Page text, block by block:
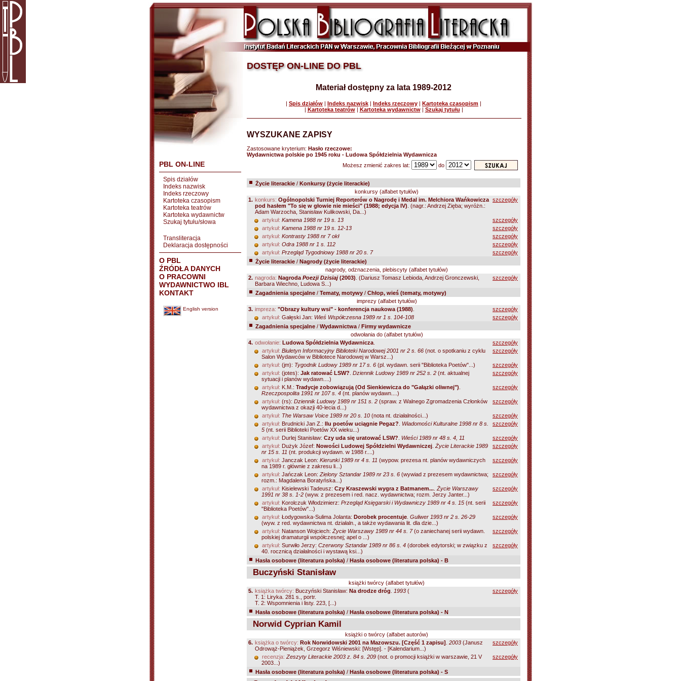
PBL ON-LINE
Spis działów
Indeks nazwisk
Indeks rzeczowy
Kartoteka czasopism
Kartoteka teatrów
Kartoteka wydawnictw
Szukaj tytułu/słowa
Transliteracja
Deklaracja dostępności
O PBL
ŹRÓDŁA DANYCH
O PRACOWNI
WYDAWNICTWO IBL
KONTAKT
English version
DOSTĘP ON-LINE DO PBL
Materiał dostępny za lata 1989-2012
| Spis działów | Indeks nazwisk | Indeks rzeczowy | Kartoteka czasopism |
| Kartoteka teatrów| Kartoteka wydawnictw| Szukaj tytułu |
WYSZUKANE ZAPISY
Zastosowane kryterium: Hasło rzeczowe:
Wydawnictwa polskie po 1945 roku - Ludowa Spółdzielnia Wydawnicza
Możesz zmienić zakres lat:
do
Życie literackie / Konkursy (życie literackie)
konkursy (alfabet tytułów)
1. konkurs: Ogólnopolski Turniej Reporterów o Nagrodę i Medal im. Melchiora Wańkowicza
pod hasłem "To się w głowie nie mieści" (1988; edycja IV) (nagr.: Andrzej Zięba; wyróżn.:
Adam Warzocha, Stanisław Kulikowski, Da...)
szczegóły
artykuł: Kamena 1988 nr 19 s. 13
szczegóły
artykuł: Kamena 1988 nr 19 s. 12-13
szczegóły
artykuł: Kontrasty 1988 nr 7 okł
szczegóły
artykuł: Odra 1988 nr 1 s. 112
szczegóły
artykuł: Przegląd Tygodniowy 1988 nr 20 s. 7
szczegóły
Życie literackie / Nagrody (życie literackie)
nagrody, odznaczenia, plebiscyty (alfabet tytułów)
2. nagroda: Nagroda Poezji Dzisiaj(2003) (Dariusz Tomasz Lebioda, Andrzej Gronczewski,
Barbara Wiechno, Ludowa S...)
szczegóły
Zagadnienia specjalne / Tematy, motywy / Chłop, wieś (tematy, motywy)
imprezy (alfabet tytułów)
3. impreza: "Obrazy kultury wsi" - konferencja naukowa (1988)
szczegóły
artykuł: Gałęski Jan: Wieś Współczesna 1989 nr 1 s. 104-108
szczegóły
Zagadnienia specjalne / Wydawnictwa / Firmy wydawnicze
odwołania do (alfabet tytułów)
4. odwołanie: Ludowa Spółdzielnia Wydawnicza
szczegóły
artykuł: Biuletyn Informacyjny Biblioteki Narodowej 2001 nr 2 s. 66 (not. o spotkaniu z cyklu
Salon Wydawców w Bibliotece Narodowej w Warsz...)
szczegóły
artykuł: (jm): Tygodnik Ludowy 1989 nr 17 s. 6 (pl. wydawn. serii "Biblioteka Poetów"...)
szczegóły
artykuł: (jotes): Jak ratować LSW? Dziennik Ludowy 1989 nr 252 s. 2 (nt. aktualnej
sytuacji i planów wydawn....)
szczegóły
artykuł: K.M.: Tradycje zobowiązują (Od Sienkiewicza do "Gałązki oliwnej")
Rzeczpospolita 1991 nr 107 s. 4 (nt. planów wydawn....)
szczegóły
artykuł: (rs): Dziennik Ludowy 1989 nr 151 s. 2 (spraw. z Walnego Zgromadzenia Członków
wydawnictwa z okazji 40-lecia d...)
szczegóły
artykuł: The Warsaw Voice 1989 nr 20 s. 10 (nota nt. działalności...)
szczegóły
artykuł: Brudnicki Jan Z.: Ilu poetów uciągnie Pegaz?
Wiadomości Kulturalne 1998 nr 8 s.
5 (nt. serii Biblioteki Poetów XX wieku...)
szczegóły
artykuł: Durlej Stanisław: Czy uda się uratować LSW? Wieści 1989 nr 48 s. 4, 11
szczegóły
artykuł: Dużyk Józef: Nowości Ludowej Spółdzielni Wydawniczej Życie Literackie 1989
nr 15 s. 11 (nt. produkcji wydawn. w 1988 r....)
szczegóły
artykuł: Janczak Leon: Kierunki 1989 nr 4 s. 11 (wypow. prezesa nt. planów wydawniczych
na 1989 r. głównie z zakresu li...)
szczegóły
artykuł: Jańczak Leon: Zielony Sztandar 1989 nr 23 s. 6 (wywiad z prezesem wydawnictwa;
rozm.: Magdalena Boratyńska...)
szczegóły
artykuł: Kisielewski Tadeusz: Czy Kraszewski wygra z Batmanem... Życie Warszawy
1991 nr 38 s. 1-2 (wyw. z prezesem i red. nacz. wydawnictwa; rozm. Jerzy Janter...)
szczegóły
artykuł: Korolczuk Włodzimierz: Przegląd Księgarski i Wydawniczy 1989 nr 4 s. 15 (nt. serii
"Biblioteka Poetów"...)
szczegóły
artykuł: Łodygowska-Sulima Jolanta: Dorobek procentuje Guliwer 1993 nr 2 s. 26-29
(wyw. z red. wydawnictwa nt. działaln., a także wydawania lit. dla dzie...)
szczegóły
artykuł: Natanson Wojciech: Życie Warszawy 1989 nr 44 s. 7(o zaniechanej serii wydawn.
polskiej dramaturgii współczesnej; apel o ...)
szczegóły
artykuł: Surwiło Jerzy: Czerwony Sztandar 1989 nr 86 s. 4 (dorobek edytorski; w związku z
40. rocznicą działalności i wystawą ksi...)
szczegóły
Hasła osobowe (literatura polska) / Hasła osobowe (literatura polska) - B
Buczyński Stanisław
książki twórcy (alfabet tytułów)
5. książka twórcy: Buczyński Stanisław: Na drodze dróg 1993 (
T. 1: Liryka. 281 s., portr.
T. 2: Wspomnienia i listy. 223, [...)
szczegóły
Hasła osobowe (literatura polska) / Hasła osobowe (literatura polska) - N
Norwid Cyprian Kamil
książki o twórcy (alfabet autorów)
6. książka o twórcy: Rok Norwidowski 2001 na Mazowszu. [Część 1 zapisu] 2003 (Janusz
Odrowąż-Pieniążek, Grzegorz Wiśniewski: [Wstęp]. - [Kalendarium...)
szczegóły
recenzja: Zeszyty Literackie 2003 z. 84 s. 209 (not. o promocji książki w warszawie, 21 V
2003...)
szczegóły
Hasła osobowe (literatura polska) / Hasła osobowe (literatura polska) - S